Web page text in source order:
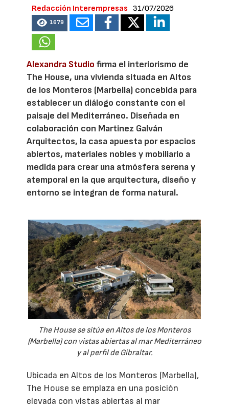
Redacción Interempresas 31/07/2026
1679
Alexandra Studio firma el interiorismo de
The House, una vivienda situada en Altos
de los Monteros (Marbella) concebida para
establecer un diálogo constante con el
paisaje del Mediterráneo. Diseñada en
colaboración con Martinez Galván
Arquitectos, la casa apuesta por espacios
abiertos, materiales nobles y mobiliario a
medida para crear una atmósfera serena y
atemporal en la que arquitectura, diseño y
entorno se integran de forma natural.
The House se sitúa en Altos de los Monteros
(Marbella) con vistas abiertas al mar Mediterráneo
y al perfil de Gibraltar.
Ubicada en Altos de los Monteros (Marbella),
The House se emplaza en una posición
elevada con vistas abiertas al mar